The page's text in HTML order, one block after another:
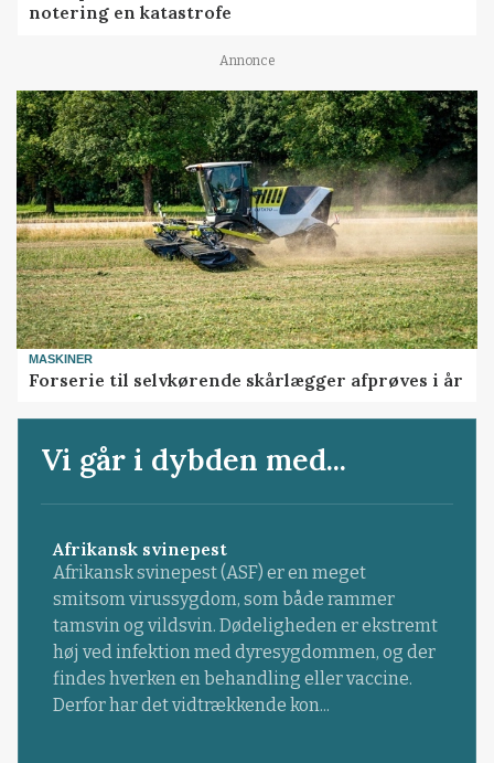
notering en katastrofe
Annonce
MASKINER
Forserie til selvkørende skårlægger afprøves i år
Vi går i dybden med...
Afrikansk svinepest
Afrikansk svinepest (ASF) er en meget
smitsom virussygdom, som både rammer
tamsvin og vildsvin. Dødeligheden er ekstremt
høj ved infektion med dyresygdommen, og der
findes hverken en behandling eller vaccine.
Derfor har det vidtrækkende kon...